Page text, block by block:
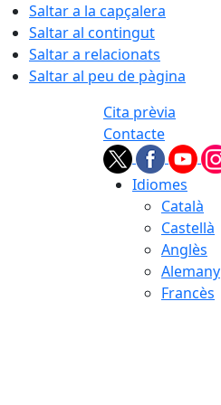
Saltar a la capçalera
Saltar al contingut
Saltar a relacionats
Saltar al peu de pàgina
Cita prèvia
Contacte
Idiomes
Català
Castellà
Anglès
Alemany
Francès